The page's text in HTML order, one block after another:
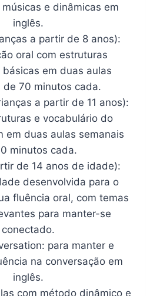
e dinâmicas em
inglês.
a partir de 8 anos):
oral com estruturas
em duas aulas
de 70 minutos cada.
a partir de 11 anos):
e vocabulário do
em duas aulas semanais
minutos cada.
de 14 anos de idade):
desenvolvida para o
fluência oral, com temas
para manter-se
conectado.
para manter e
na conversação em
inglês.
com método dinâmico e